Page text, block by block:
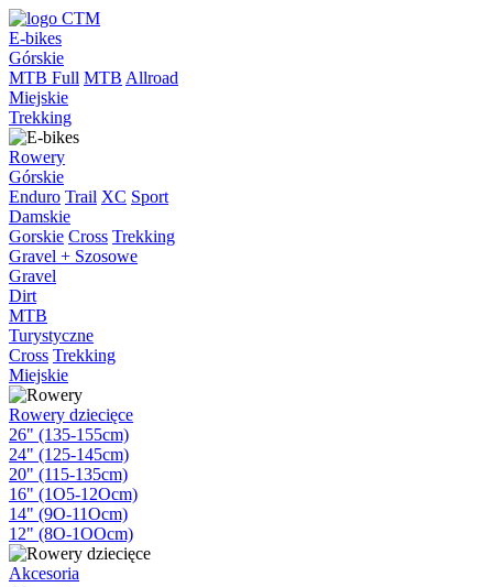
E-bikes
Górskie
MTB Full MTB Allroad
Miejskie
Trekking
Rowery
Górskie
Enduro Trail XC Sport
Damskie
Gorskie Cross Trekking
Gravel + Szosowe
Gravel
Dirt
MTB
Turystyczne
Cross Trekking
Miejskie
Rowery dziecięce
26" (135-155cm)
24" (125-145cm)
20" (115-135cm)
16" (1O5-12Ocm)
14" (9O-11Ocm)
12" (8O-1OOcm)
Akcesoria